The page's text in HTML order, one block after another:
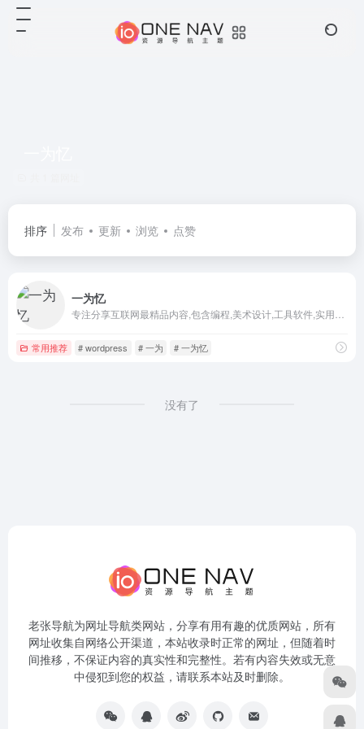
排序 发布 更新 浏览 点赞
一为忆
常用推荐 # wordpress # 一为 # 一为忆
没有了
老张导航为网址导航类网站，分享有用有趣的优质网站，所有
网址收集自网络公开渠道，本站收录时正常的网址，但随着时
间推移，不保证内容的真实性和完整性。若有内容失效或无意
中侵犯到您的权益，请联系本站及时删除。